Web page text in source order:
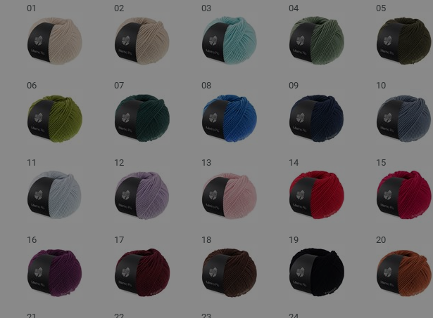
01
02 03 04 05
06 07 08 09 10
11 12 13 14 15
16 17 18 19 20